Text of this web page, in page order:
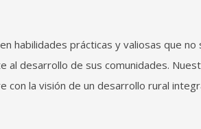
habilidades prácticas y valiosas que
al desarrollo de sus comunidades.
la visión de un desarrollo rural